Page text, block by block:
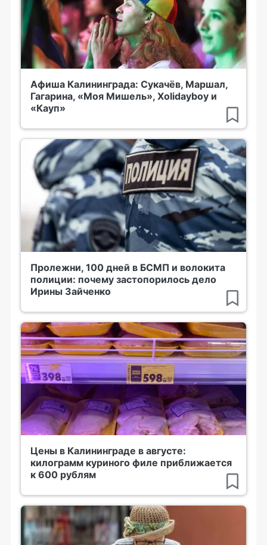
Афиша Калининграда: Сукачёв, Маршал,
Гагарина, «Моя Мишель», Xolidayboy и
«Кауп»
Пролежни, 100 дней в БСМП и волокита
полиции: почему застопорилось дело
Ирины Зайченко
Цены в Калининграде в августе:
килограмм куриного филе приближается
к 600 рублям